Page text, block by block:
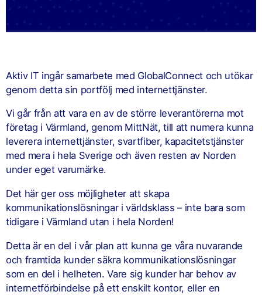
Aktiv IT ingår samarbete med GlobalConnect och utökar
genom detta sin portfölj med internettjänster.
Vi går från att vara en av de större leverantörerna mot
företag i Värmland, genom MittNät, till att numera kunna
leverera internettjänster, svartfiber, kapacitetstjänster
med mera i hela Sverige och även resten av Norden
under eget varumärke.
Det här ger oss möjligheter att skapa
kommunikationslösningar i världsklass – inte bara som
tidigare i Värmland utan i hela Norden!
Detta är en del i vår plan att kunna ge våra nuvarande
och framtida kunder säkra kommunikationslösningar
som en del i helheten. Vare sig kunder har behov av
internetförbindelse på ett enskilt kontor, eller en